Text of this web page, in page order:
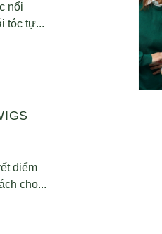
nổi
tóc tự...
điểm
cho...